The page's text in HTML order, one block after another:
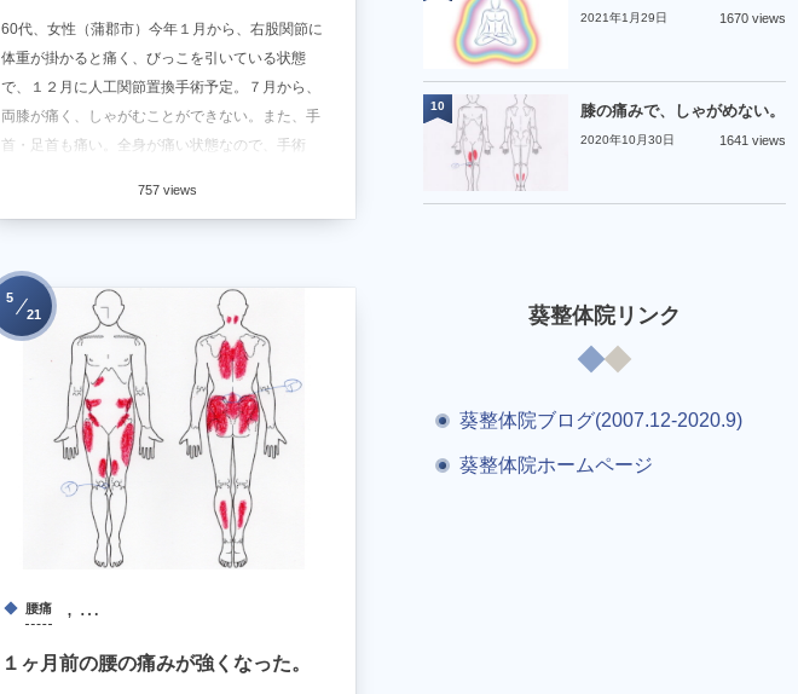
60代、女性（蒲郡市）今年１月から、右股関節に
体重が掛かると痛く、びっこを引いている状態
で、１２月に人工関節置換手術予定。７月から、
両膝が痛く、しゃがむことができない。また、手
首・足首も痛い。全身が痛い状態なので、手術
757 views
腰痛 , …
１ヶ月前の腰の痛みが強くなった。
5
21
2021年1月29日 1670 views
膝の痛みで、しゃがめない。
2020年10月30日 1641 views
10
葵整体院リンク
葵整体院ブログ(2007.12-2020.9)
葵整体院ホームページ